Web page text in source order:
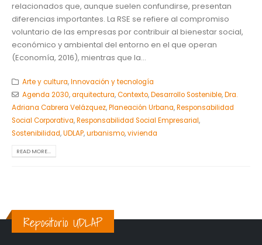
relacionados que, aunque suelen confundirse, presentan
diferencias importantes. La RSE se refiere al compromiso
voluntario de las empresas por contribuir al bienestar social,
económico y ambiental del entorno en el que operan
(Economía, 2016), mientras que la...
Arte y cultura,Innovación y tecnología
Agenda 2030,arquitectura,Contexto,Desarrollo Sostenible,Dra.
Adriana Cabrera Velázquez,Planeación Urbana,Responsabilidad
Social Corporativa,Responsabilidad Social Empresarial,
Sostenibilidad,UDLAP,urbanismo,vivienda
READ MORE...
Repositorio UDLAP